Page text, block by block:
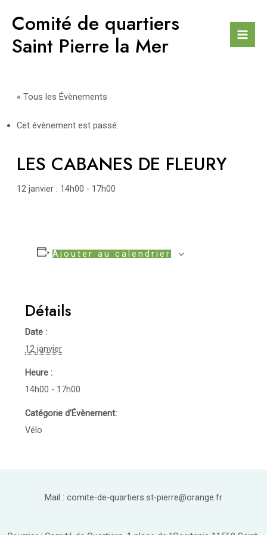
Comité de quartiers
Saint Pierre la Mer
« Tous les Évènements
Cet évènement est passé.
LES CABANES DE FLEURY
12 janvier : 14h00 - 17h00
Ajouter au calendrier
Détails
Date :
12 janvier
Heure :
14h00 - 17h00
Catégorie d’Évènement:
Vélo
Mail : comite-de-quartiers.st-pierre@orange.fr